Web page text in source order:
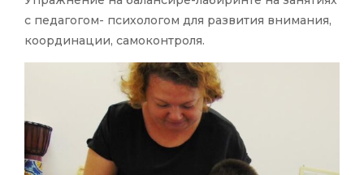
с педагогом- психологом для развития внимания,
координации, самоконтроля.